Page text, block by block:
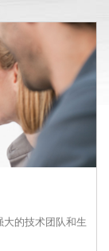
的技术团队和生
的技术团队和生